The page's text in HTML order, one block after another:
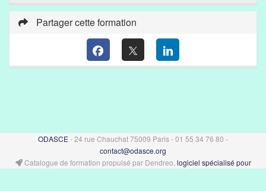
Partager cette formation
ODASCE- 24 rue Chauchat 75009 Paris - 01 55 34 76 80 -
contact@odasce.org
Catalogue de formation propulsé par Dendreo, logiciel spécialisé pour